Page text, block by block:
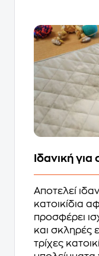
Ιδανική για
Αποτελεί
κατοικίδια
προσφέρει
και σκληρές
τρίχες